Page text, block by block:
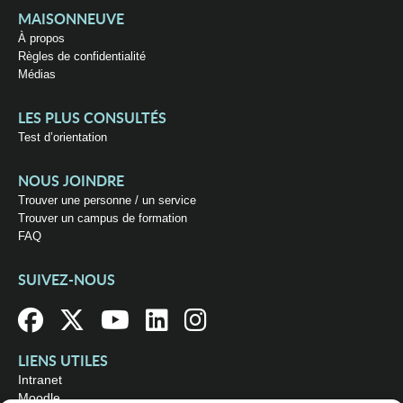
MAISONNEUVE
À propos
Règles de confidentialité
Médias
LES PLUS CONSULTÉS
Test d’orientation
NOUS JOINDRE
Trouver une personne / un service
Trouver un campus de formation
FAQ
SUIVEZ-NOUS
LIENS UTILES
Intranet
Moodle